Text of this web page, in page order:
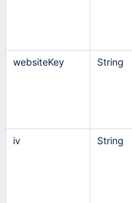
websiteKey String
iv String